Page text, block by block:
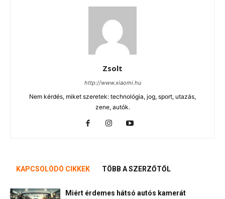
Zsolt
http://www.xiaomi.hu
Nem kérdés, miket szeretek: technológia, jog, sport, utazás,
zene, autók.
KAPCSOLÓDÓ CIKKEK TÖBB A SZERZŐTŐL
Miért érdemes hátsó autós kamerát